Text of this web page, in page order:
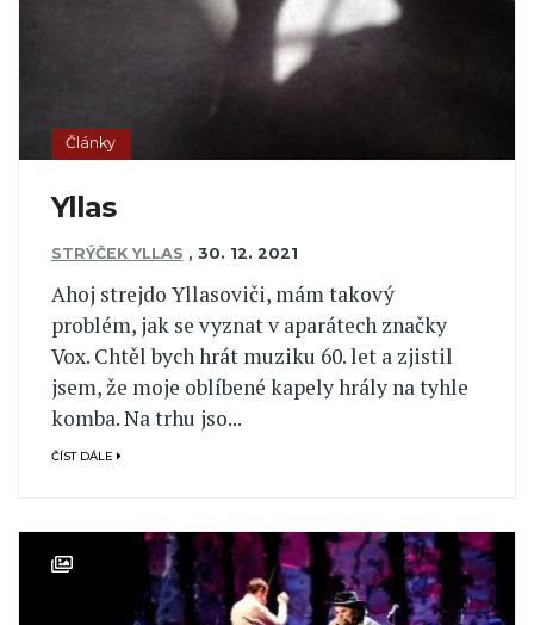
Články
Yllas
STRÝČEK YLLAS , 30. 12. 2021
Ahoj strejdo Yllasoviči, mám takový
problém, jak se vyznat v aparátech značky
Vox. Chtěl bych hrát muziku 60. let a zjistil
jsem, že moje oblíbené kapely hrály na tyhle
komba. Na trhu jso...
ČÍST DÁLE